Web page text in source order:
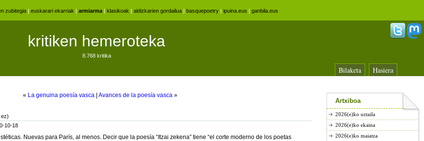
zubitegia| euskarari ekarriak | armiarma| klasikoak | aldizkarien gordailua| basquepoetry| ipuina.eus | ganbila.eus
kritiken hemeroteka
8.768 kritika
Bilaketa Hasiera
« La genuina poesía vasca Avances de la poesía vasca »
10-18
Nuevas para París, al menos. Decir que la poesía “Itzai zekena” tiene “el corte moderno de los poetas
Artxiboa
2026(e)ko uztaila
2026(e)ko ekaina
2026(e)ko maiatza